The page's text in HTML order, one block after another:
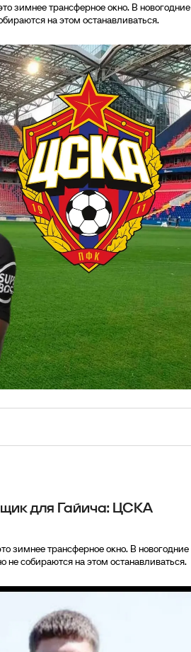
зимнее трансферное окно. В новогодние
на этом останавливаться.
для Гайича: ЦСКА
зимнее трансферное окно. В новогодние
собираются на этом останавливаться.